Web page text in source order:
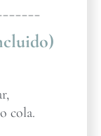
cola.